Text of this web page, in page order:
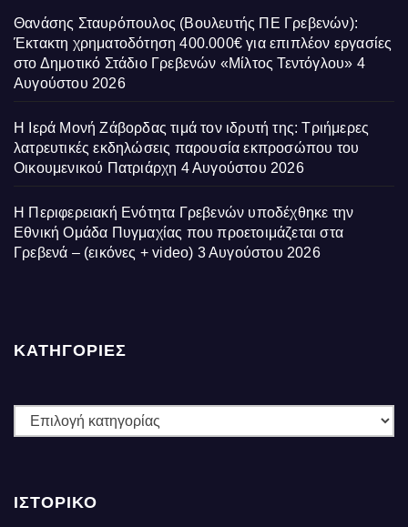
Θανάσης Σταυρόπουλος (Βουλευτής ΠΕ Γρεβενών):
Έκτακτη χρηματοδότηση 400.000€ για επιπλέον εργασίες
στο Δημοτικό Στάδιο Γρεβενών «Μίλτος Τεντόγλου» 4
Αυγούστου 2026
Η Ιερά Μονή Ζάβορδας τιμά τον ιδρυτή της: Τριήμερες
λατρευτικές εκδηλώσεις παρουσία εκπροσώπου του
Οικουμενικού Πατριάρχη 4 Αυγούστου 2026
Η Περιφερειακή Ενότητα Γρεβενών υποδέχθηκε την
Εθνική Ομάδα Πυγμαχίας που προετοιμάζεται στα
Γρεβενά – (εικόνες + video) 3 Αυγούστου 2026
ΚΑΤΗΓΟΡΙΕΣ
ΚΑΤΗΓΟΡΙΕΣ
ΙΣΤΟΡΙΚΌ